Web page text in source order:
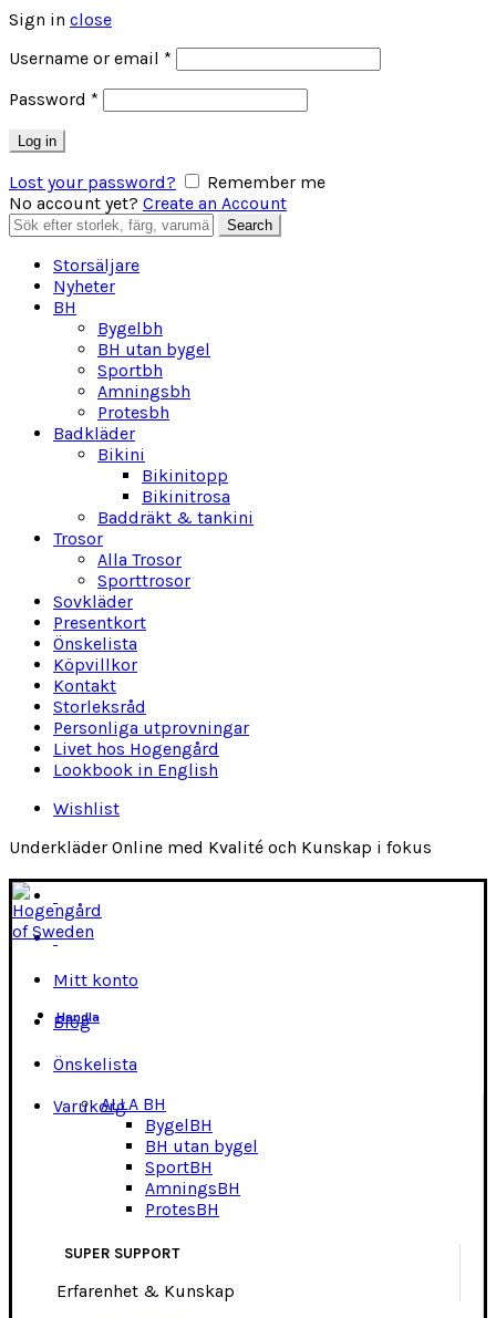
Sign in close
Username or email *
Password *
Log in
Lost your password?
Remember me
No account yet? Create an Account
Search
for:
Search
Storsäljare
Nyheter
BH
Bygelbh
BH utan bygel
Sportbh
Amningsbh
Protesbh
Badkläder
Bikini
Bikinitopp
Bikinitrosa
Baddräkt & tankini
Trosor
Alla Trosor
Sporttrosor
Sovkläder
Presentkort
Önskelista
Köpvillkor
Kontakt
Storleksråd
Personliga utprovningar
Livet hos Hogengård
Lookbook in English
Wishlist
Underkläder Online med Kvalité och Kunskap i fokus
Mitt konto
Blog
Önskelista
Varukorg
Handla
ALLA BH
BygelBH
BH utan bygel
SportBH
AmningsBH
ProtesBH
SUPER SUPPORT
Erfarenhet & Kunskap